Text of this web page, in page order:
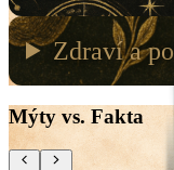
Zdraví a
Mýty vs. Fakta